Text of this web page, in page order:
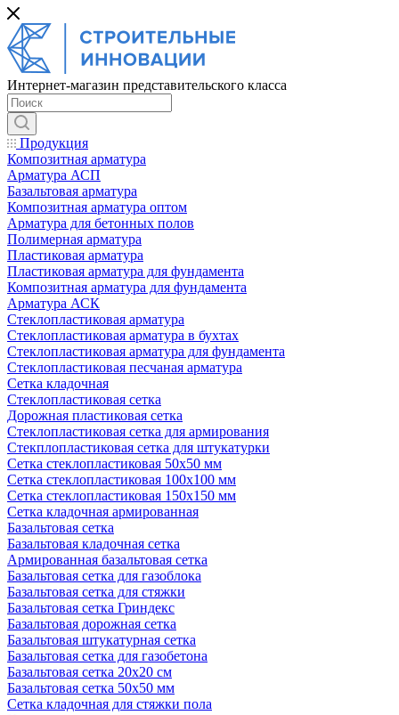
Интернет-магазин представительского класса
Продукция
Композитная арматура
Арматура АСП
Базальтовая арматура
Композитная арматура оптом
Арматура для бетонных полов
Полимерная арматура
Пластиковая арматура
Пластиковая арматура для фундамента
Композитная арматура для фундамента
Арматура АСК
Cтеклопластиковая арматура
Стеклопластиковая арматура в бухтах
Стеклопластиковая арматура для фундамента
Стеклопластиковая песчаная арматура
Сетка кладочная
Стеклопластиковая сетка
Дорожная пластиковая сетка
Стеклопластиковая сетка для армирования
Стекплопластиковая сетка для штукатурки
Сетка стеклопластиковая 50x50 мм
Сетка стеклопластиковая 100x100 мм
Сетка стеклопластиковая 150x150 мм
Сетка кладочная армированная
Базальтовая сетка
Базальтовая кладочная сетка
Армированная базальтовая сетка
Базальтовая сетка для газоблока
Базальтовая сетка для стяжки
Базальтовая сетка Гриндекс
Базальтовая дорожная сетка
Базальтовая штукатурная сетка
Базальтовая сетка для газобетона
Базальтовая сетка 20x20 см
Базальтовая сетка 50x50 мм
Сетка кладочная для стяжки пола